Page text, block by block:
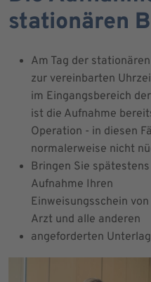
stationären
Am Tag der
zur vereinbarten
im Eingangsbereich
ist die Aufnahme
Operation - in diesen
normalerweise nicht
Bringen Sie
Aufnahme Ihren
Einweisungsschein
Arzt und alle anderen
angeforderten